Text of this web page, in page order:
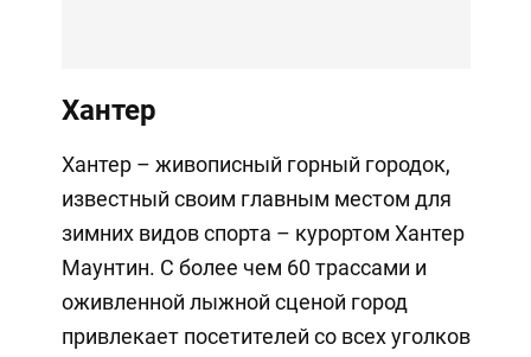
Хантер
Хантер – живописный горный городок,
известный своим главным местом для
зимних видов спорта – курортом Хантер
Маунтин. С более чем 60 трассами и
оживленной лыжной сценой город
привлекает посетителей со всех уголков